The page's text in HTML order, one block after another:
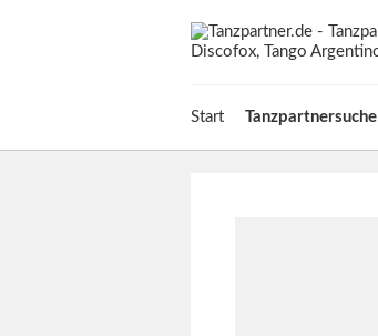
Start Tanzpartnersuche